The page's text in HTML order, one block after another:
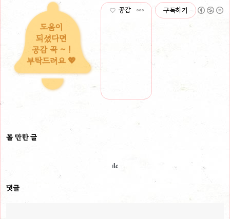
도움이
되셨다면
공감 꾹 ~ !
부탁드려요 💖
공감 구독하기
볼 만한 글
댓글